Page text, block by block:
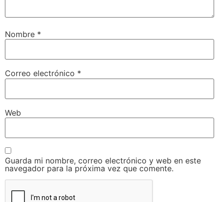
Nombre *
Correo electrónico *
Web
Guarda mi nombre, correo electrónico y web en este
navegador para la próxima vez que comente.